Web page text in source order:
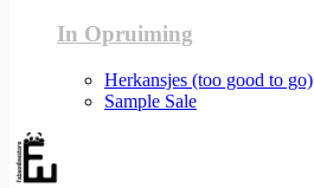
In Opruiming
Herkansjes (too good to go)
Sample Sale